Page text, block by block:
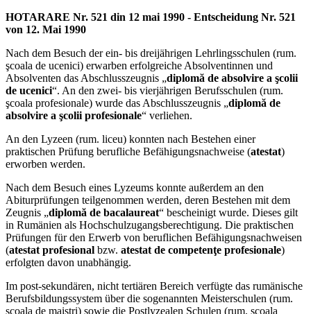
HOTARARE Nr. 521 din 12 mai 1990 - Entscheidung Nr. 521
von 12. Mai 1990
Nach dem Besuch der ein- bis dreijährigen Lehrlingsschulen (rum.
şcoala de ucenici) erwarben erfolgreiche Absolventinnen und
Absolventen das Abschlusszeugnis „diplomă de absolvire a şcolii
de ucenici“. An den zwei- bis vierjährigen Berufsschulen (rum.
şcoala profesionale) wurde das Abschlusszeugnis „diplomă de
absolvire a şcolii profesionale“ verliehen.
An den Lyzeen (rum. liceu) konnten nach Bestehen einer
praktischen Prüfung berufliche Befähigungsnachweise (atestat)
erworben werden.
Nach dem Besuch eines Lyzeums konnte außerdem an den
Abiturprüfungen teilgenommen werden, deren Bestehen mit dem
Zeugnis „diplomă de bacalaureat“ bescheinigt wurde. Dieses gilt
in Rumänien als Hochschulzugangsberechtigung. Die praktischen
Prüfungen für den Erwerb von beruflichen Befähigungsnachweisen
(atestat profesional bzw. atestat de competenţe profesionale)
erfolgten davon unabhängig.
Im post-sekundären, nicht tertiären Bereich verfügte das rumänische
Berufsbildungssystem über die sogenannten Meisterschulen (rum.
şcoala de maiştri) sowie die Postlyzealen Schulen (rum. şcoala